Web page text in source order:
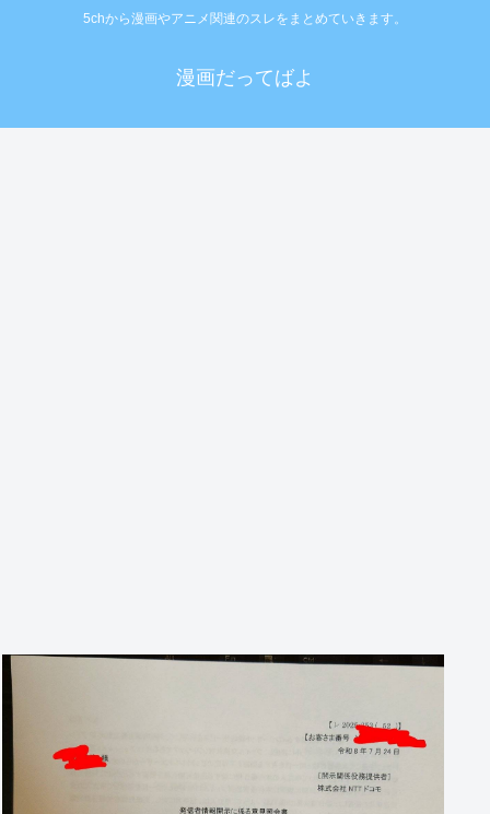
5chから漫画やアニメ関連のスレをまとめていきます。
漫画だってばよ